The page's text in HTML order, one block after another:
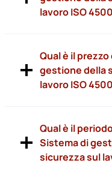
lavoro ISO
Qual è il
gestione della
lavoro ISO
Qual è il
Sistema di
sicurezza sul